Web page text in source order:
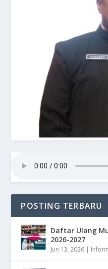
POSTING TERBARU
Daftar Ulang
2026-2027
Jun 13, 2026 |